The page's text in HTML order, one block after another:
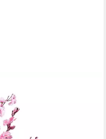
Pflanze
im Topf